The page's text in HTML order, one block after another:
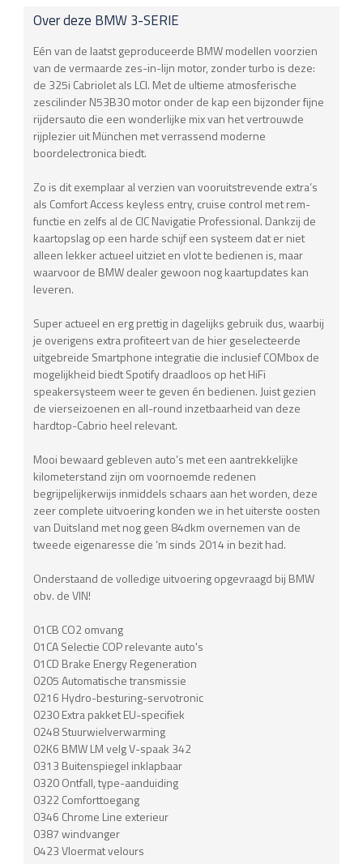
Over deze BMW3-SERIE
Eén van de laatst geproduceerde BMW modellen voorzien
van de vermaarde zes-in-lijn motor, zonder turbo is deze:
de 325i Cabriolet als LCI. Met de ultieme atmosferische
zescilinder N53B30 motor onder de kap een bijzonder fijne
rijdersauto die een wonderlijke mix van het vertrouwde
rijplezier uit München met verrassend moderne
boordelectronica biedt.
Zo is dit exemplaar al verzien van vooruitstrevende extra’s
als Comfort Access keyless entry, cruise control met rem-
functie en zelfs al de CIC Navigatie Professional. Dankzij de
kaartopslag op een harde schijf een systeem dat er niet
alleen lekker actueel uitziet en vlot te bedienen is, maar
waarvoor de BMW dealer gewoon nog kaartupdates kan
leveren.
Super actueel en erg prettig in dagelijks gebruik dus, waarbij
je overigens extra profiteert van de hier geselecteerde
uitgebreide Smartphone integratie die inclusief COMbox de
mogelijkheid biedt Spotify draadloos op het HiFi
speakersysteem weer te geven én bedienen. Juist gezien
de vierseizoenen en all-round inzetbaarheid van deze
hardtop-Cabrio heel relevant.
Mooi bewaard gebleven auto’s met een aantrekkelijke
kilometerstand zijn om voornoemde redenen
begrijpelijkerwijs inmiddels schaars aan het worden, deze
zeer complete uitvoering konden we in het uiterste oosten
van Duitsland met nog geen 84dkm overnemen van de
tweede eigenaresse die ‘m sinds 2014 in bezit had.
Onderstaand de volledige uitvoering opgevraagd bij BMW
obv. de VIN!
01CB CO2 omvang
01CA Selectie COP relevante auto's
01CD Brake Energy Regeneration
0205 Automatische transmissie
0216 Hydro-besturing-servotronic
0230 Extra pakket EU-specifiek
0248 Stuurwielverwarming
02K6 BMW LM velg V-spaak 342
0313 Buitenspiegel inklapbaar
0320 Ontfall, type-aanduiding
0322 Comforttoegang
0346 Chrome Line exterieur
0387 windvanger
0423 Vloermat velours